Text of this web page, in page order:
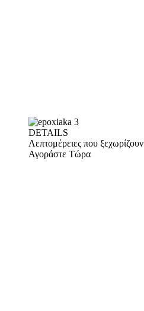
DETAILS
Λεπτομέρειες που ξεχωρίζουν
Αγοράστε Τώρα